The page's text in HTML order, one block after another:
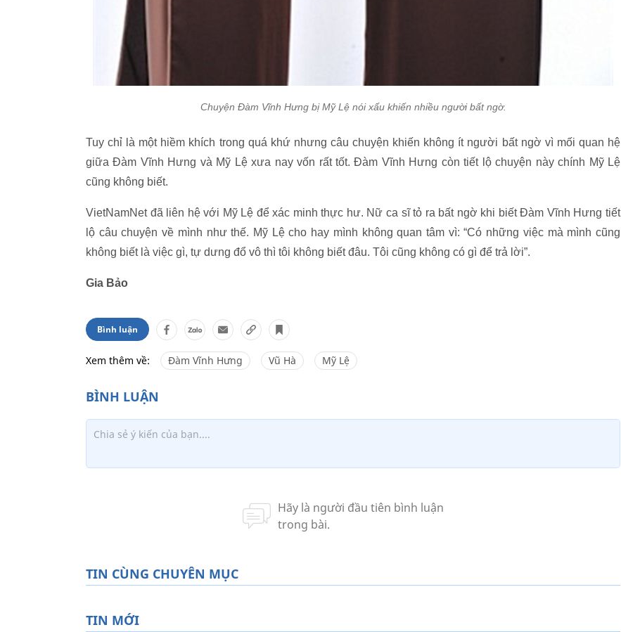
Chuyện Đàm Vĩnh Hưng bị Mỹ Lệ nói xấu khiến nhiều người bất ngờ.
Tuy chỉ là một hiềm khích trong quá khứ nhưng câu chuyện khiến không ít người bất ngờ vì mối quan hệ
giữa Đàm Vĩnh Hưng và Mỹ Lệ xưa nay vốn rất tốt. Đàm Vĩnh Hưng còn tiết lộ chuyện này chính Mỹ Lệ
cũng không biết.
VietNamNet đã liên hệ với Mỹ Lệ để xác minh thực hư. Nữ ca sĩ tỏ ra bất ngờ khi biết Đàm Vĩnh Hưng tiết
lộ câu chuyện về mình như thế. Mỹ Lệ cho hay mình không quan tâm vì: “Có những việc mà mình cũng
không biết là việc gì, tự dưng đổ vô thì tôi không biết đâu. Tôi cũng không có gì để trả lời”.
Gia Bảo
Bình luận
Xem thêm về: Đàm Vĩnh Hưng Vũ Hà Mỹ Lệ
TIN CÙNG CHUYÊN MỤC
TIN MỚI